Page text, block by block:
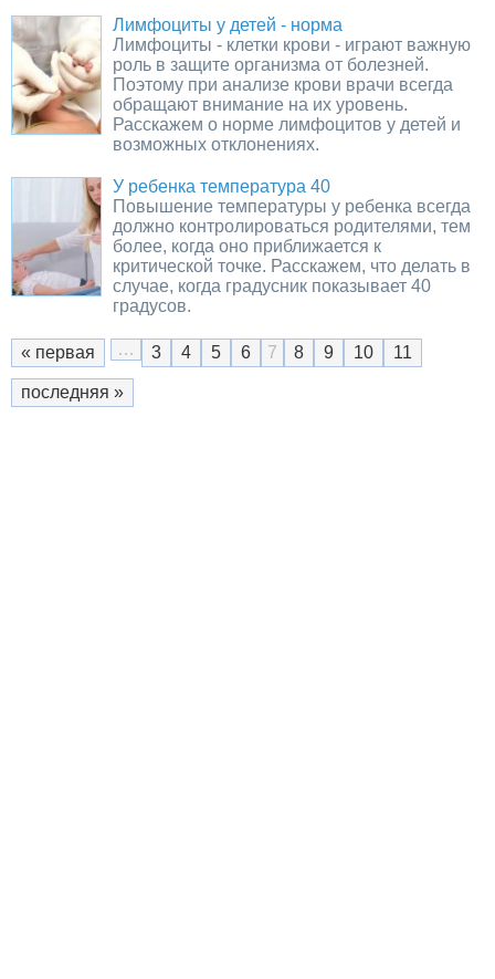
Лимфоциты у детей - норма
Лимфоциты - клетки крови - играют важную
роль в защите организма от болезней.
Поэтому при анализе крови врачи всегда
обращают внимание на их уровень.
Расскажем о норме лимфоцитов у детей и
возможных отклонениях.
У ребенка температура 40
Повышение температуры у ребенка всегда
должно контролироваться родителями, тем
более, когда оно приближается к
критической точке. Расскажем, что делать в
случае, когда градусник показывает 40
градусов.
« первая … 3 4 5 6 7 8 9 10 11
последняя »